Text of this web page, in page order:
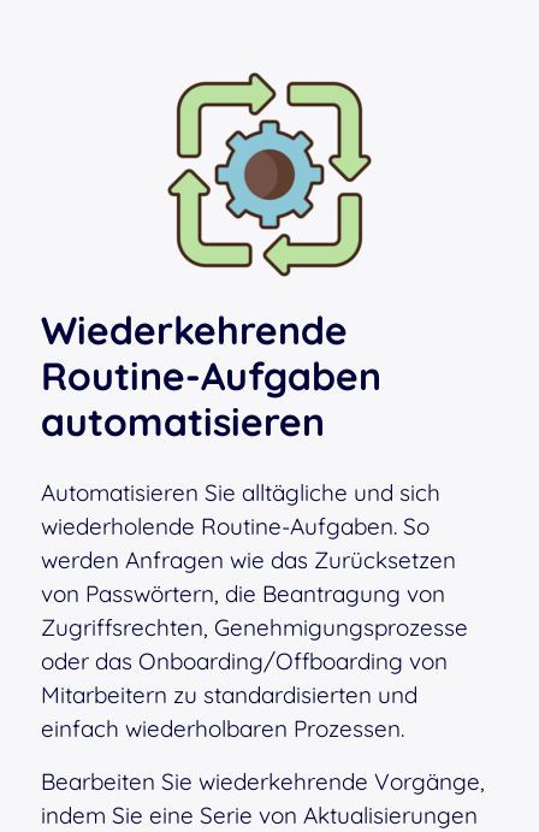
Wiederkehrende
Routine-Aufgaben
automatisieren
Automatisieren Sie alltägliche und sich
wiederholende Routine-Aufgaben. So
werden Anfragen wie das Zurücksetzen
von Passwörtern, die Beantragung von
Zugriffsrechten, Genehmigungsprozesse
oder das Onboarding/Offboarding von
Mitarbeitern zu standardisierten und
einfach wiederholbaren Prozessen.
Bearbeiten Sie wiederkehrende Vorgänge,
indem Sie eine Serie von Aktualisierungen